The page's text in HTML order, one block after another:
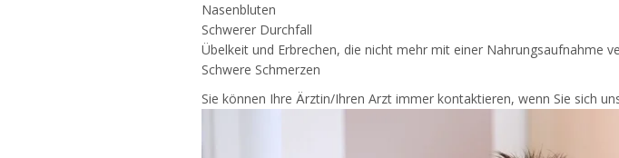
Nasenbluten
Schwerer Durchfall
Übelkeit und Erbrechen, die nicht mehr mit einer Nahrungsaufnahme
Schwere Schmerzen
Sie können Ihre Ärztin/Ihren Arzt immer kontaktieren, wenn Sie sich